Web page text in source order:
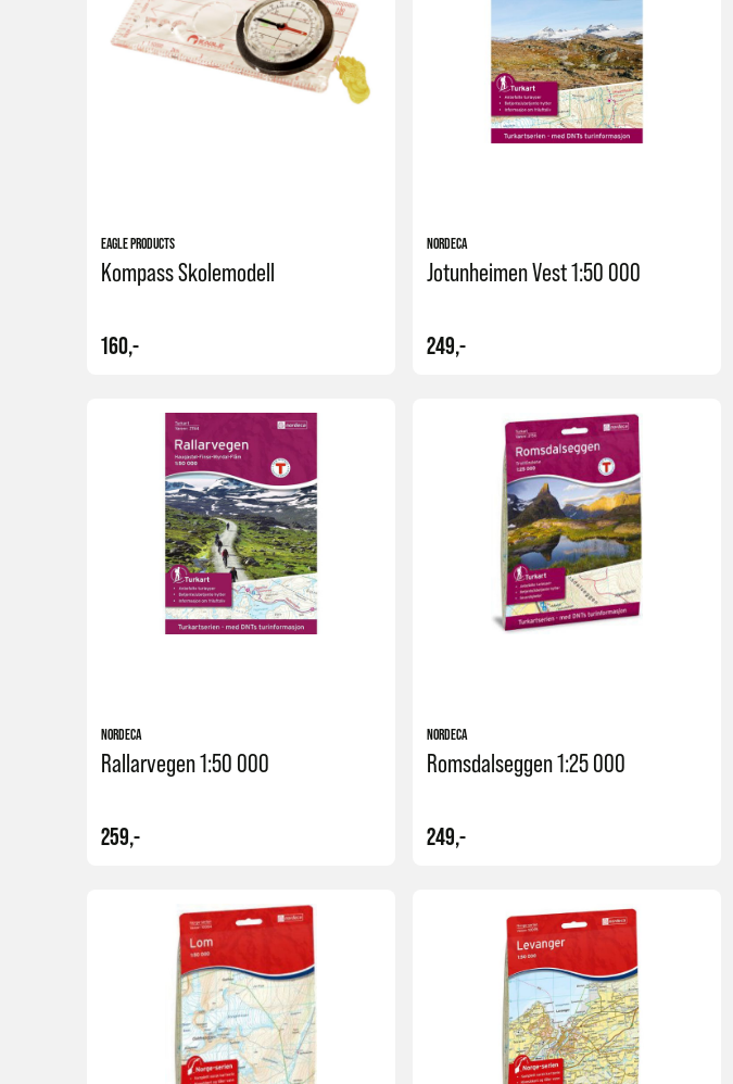
EAGLE PRODUCTS
Kompass Skolemodell
160,-
NORDECA
Jotunheimen Vest 1:50 000
249,-
NORDECA
Rallarvegen 1:50 000
259,-
NORDECA
Romsdalseggen 1:25 000
249,-